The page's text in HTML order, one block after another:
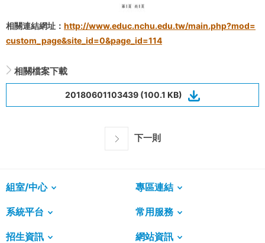
相關連結網址： http://www.educ.nchu.edu.tw/main.php?mod=
custom_page&site_id=0&page_id=114
相關檔案下載
20180601103439 (100.1 KB)
下一則
組室/中心 專區連結
系統平台 常用服務
招生資訊 網站資訊